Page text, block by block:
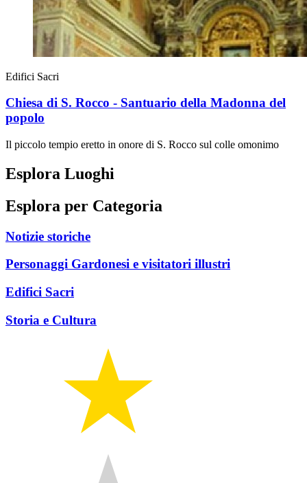
Edifici Sacri
Chiesa di S. Rocco - Santuario della Madonna del
popolo
Il piccolo tempio eretto in onore di S. Rocco sul colle omonimo
Esplora Luoghi
Esplora per Categoria
Notizie storiche
Personaggi Gardonesi e visitatori illustri
Edifici Sacri
Storia e Cultura